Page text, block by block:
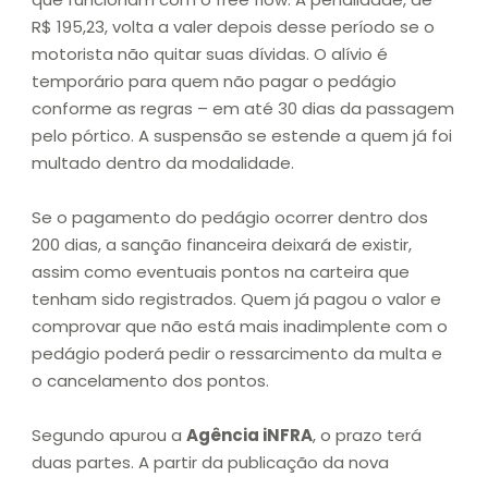
R$ 195,23, volta a valer depois desse período se o
motorista não quitar suas dívidas. O alívio é
temporário para quem não pagar o pedágio
conforme as regras – em até 30 dias da passagem
pelo pórtico. A suspensão se estende a quem já foi
multado dentro da modalidade.
Se o pagamento do pedágio ocorrer dentro dos
200 dias, a sanção financeira deixará de existir,
assim como eventuais pontos na carteira que
tenham sido registrados. Quem já pagou o valor e
comprovar que não está mais inadimplente com o
pedágio poderá pedir o ressarcimento da multa e
o cancelamento dos pontos.
Segundo apurou a Agência iNFRA, o prazo terá
duas partes. A partir da publicação da nova